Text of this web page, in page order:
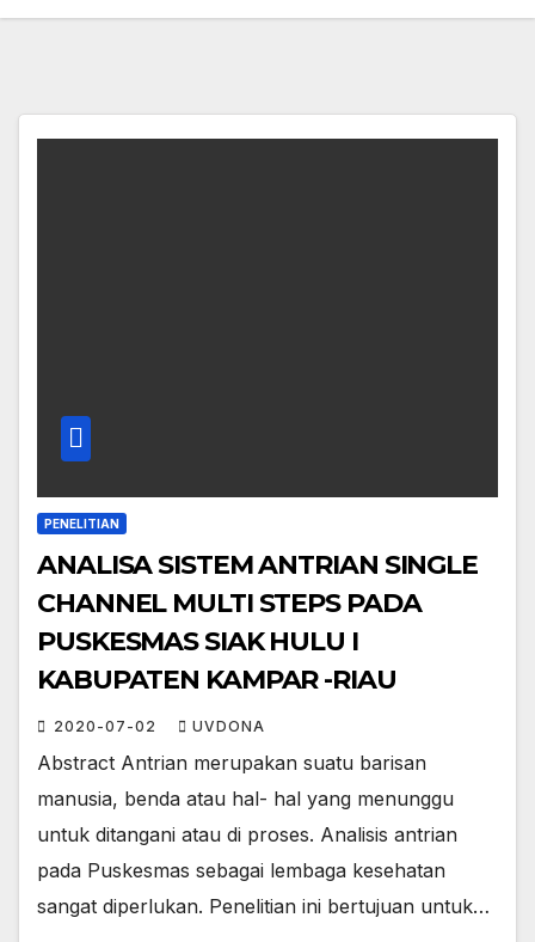
PENELITIAN
ANALISA SISTEM ANTRIAN SINGLE
CHANNEL MULTI STEPS PADA
PUSKESMAS SIAK HULU I
KABUPATEN KAMPAR -RIAU
2020-07-02 UVDONA
Abstract Antrian merupakan suatu barisan
manusia, benda atau hal- hal yang menunggu
untuk ditangani atau di proses. Analisis antrian
pada Puskesmas sebagai lembaga kesehatan
sangat diperlukan. Penelitian ini bertujuan untuk…